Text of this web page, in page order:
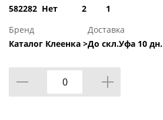
582282 Нет
2
1
Бренд
Каталог Клеенка >
Доставка
До скл.Уфа 10 дн.